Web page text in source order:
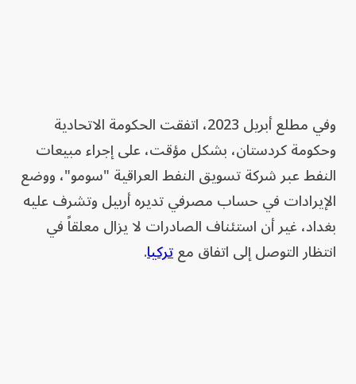
وفي مطلع أبريل 2023، اتفقت الحكومة الاتحادية
وحكومة كردستان، بشكل مؤقت، على إجراء مبيعات
النفط عبر شركة تسويق النفط العراقية "سومو"، ووضع
الإيرادات في حساب مصرفي تديره أربيل وتشرف عليه
بغداد، غير أن استئناف الصادرات لا يزال معلقاً في
انتظار التوصل إلى اتفاق معتركيا.